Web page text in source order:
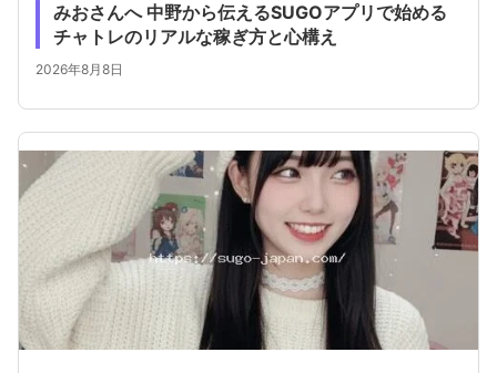
みおさんへ 中野から伝えるSUGOアプリで始める
チャトレのリアルな稼ぎ方と心構え
2026年8月8日